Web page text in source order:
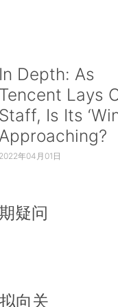
In Depth: As
Tencent Lays
Staff, Is Its
2022年04月01日
疑问
向关